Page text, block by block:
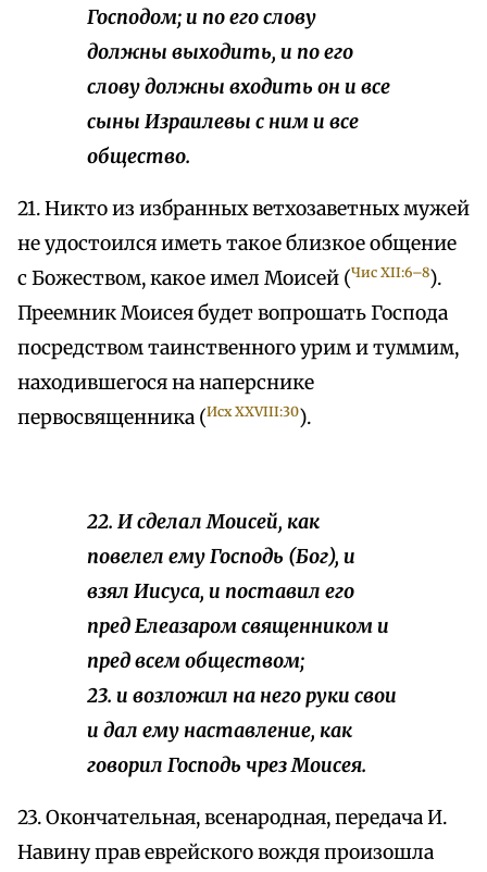
Господом; и по его слову
должны выходить, и по его
слову должны входить он и все
сыны Израилевы с ним и все
общество.
21. Никто из избранных ветхозаветных мужей
не удостоился иметь такое близкое общение
с Божеством, какое имел Моисей (Чис XII:6–8).
Преемник Моисея будет вопрошать Господа
посредством таинственного урим и туммим,
находившегося на наперснике
первосвященника (Исх XXVIII:30).
22. И сделал Моисей, как
повелел ему Господь (Бог), и
взял Иисуса, и поставил его
пред Елеазаром священником и
пред всем обществом;
23. и возложил на него руки свои
и дал ему наставление, как
говорил Господь чрез Моисея.
23. Окончательная, всенародная, передача И.
Навину прав еврейского вождя произошла